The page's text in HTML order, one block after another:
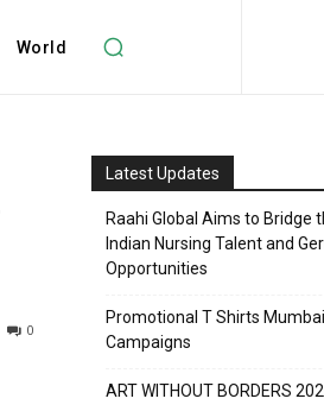
World
0
Latest Updates
Raahi Global Aims to Bridge
Indian Nursing Talent and
Opportunities
Promotional T Shirts
Campaigns
ART WITHOUT BORDERS